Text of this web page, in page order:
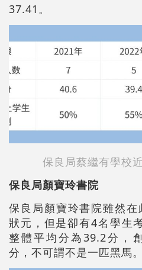
37.41。
保良局蔡繼有學校
保良局顏寶玲書院
保良局顏寶玲書院雖然
狀元，但是卻有4名學生
整體平均分為39.2分，
分，不可謂不是一匹黑馬。